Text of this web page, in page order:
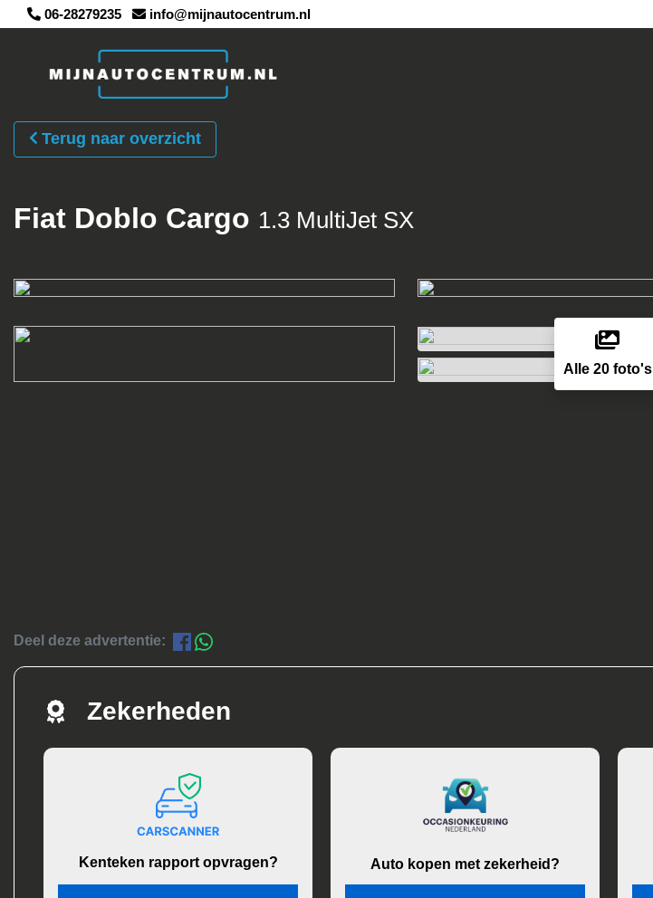
06-28279235 info@mijnautocentrum.nl
Terug naar overzicht
Fiat Doblo Cargo 1.3 MultiJet SX
Alle 20 foto's
Deel deze advertentie:
Zekerheden
Kenteken rapport opvragen? Auto kopen met zekerheid?